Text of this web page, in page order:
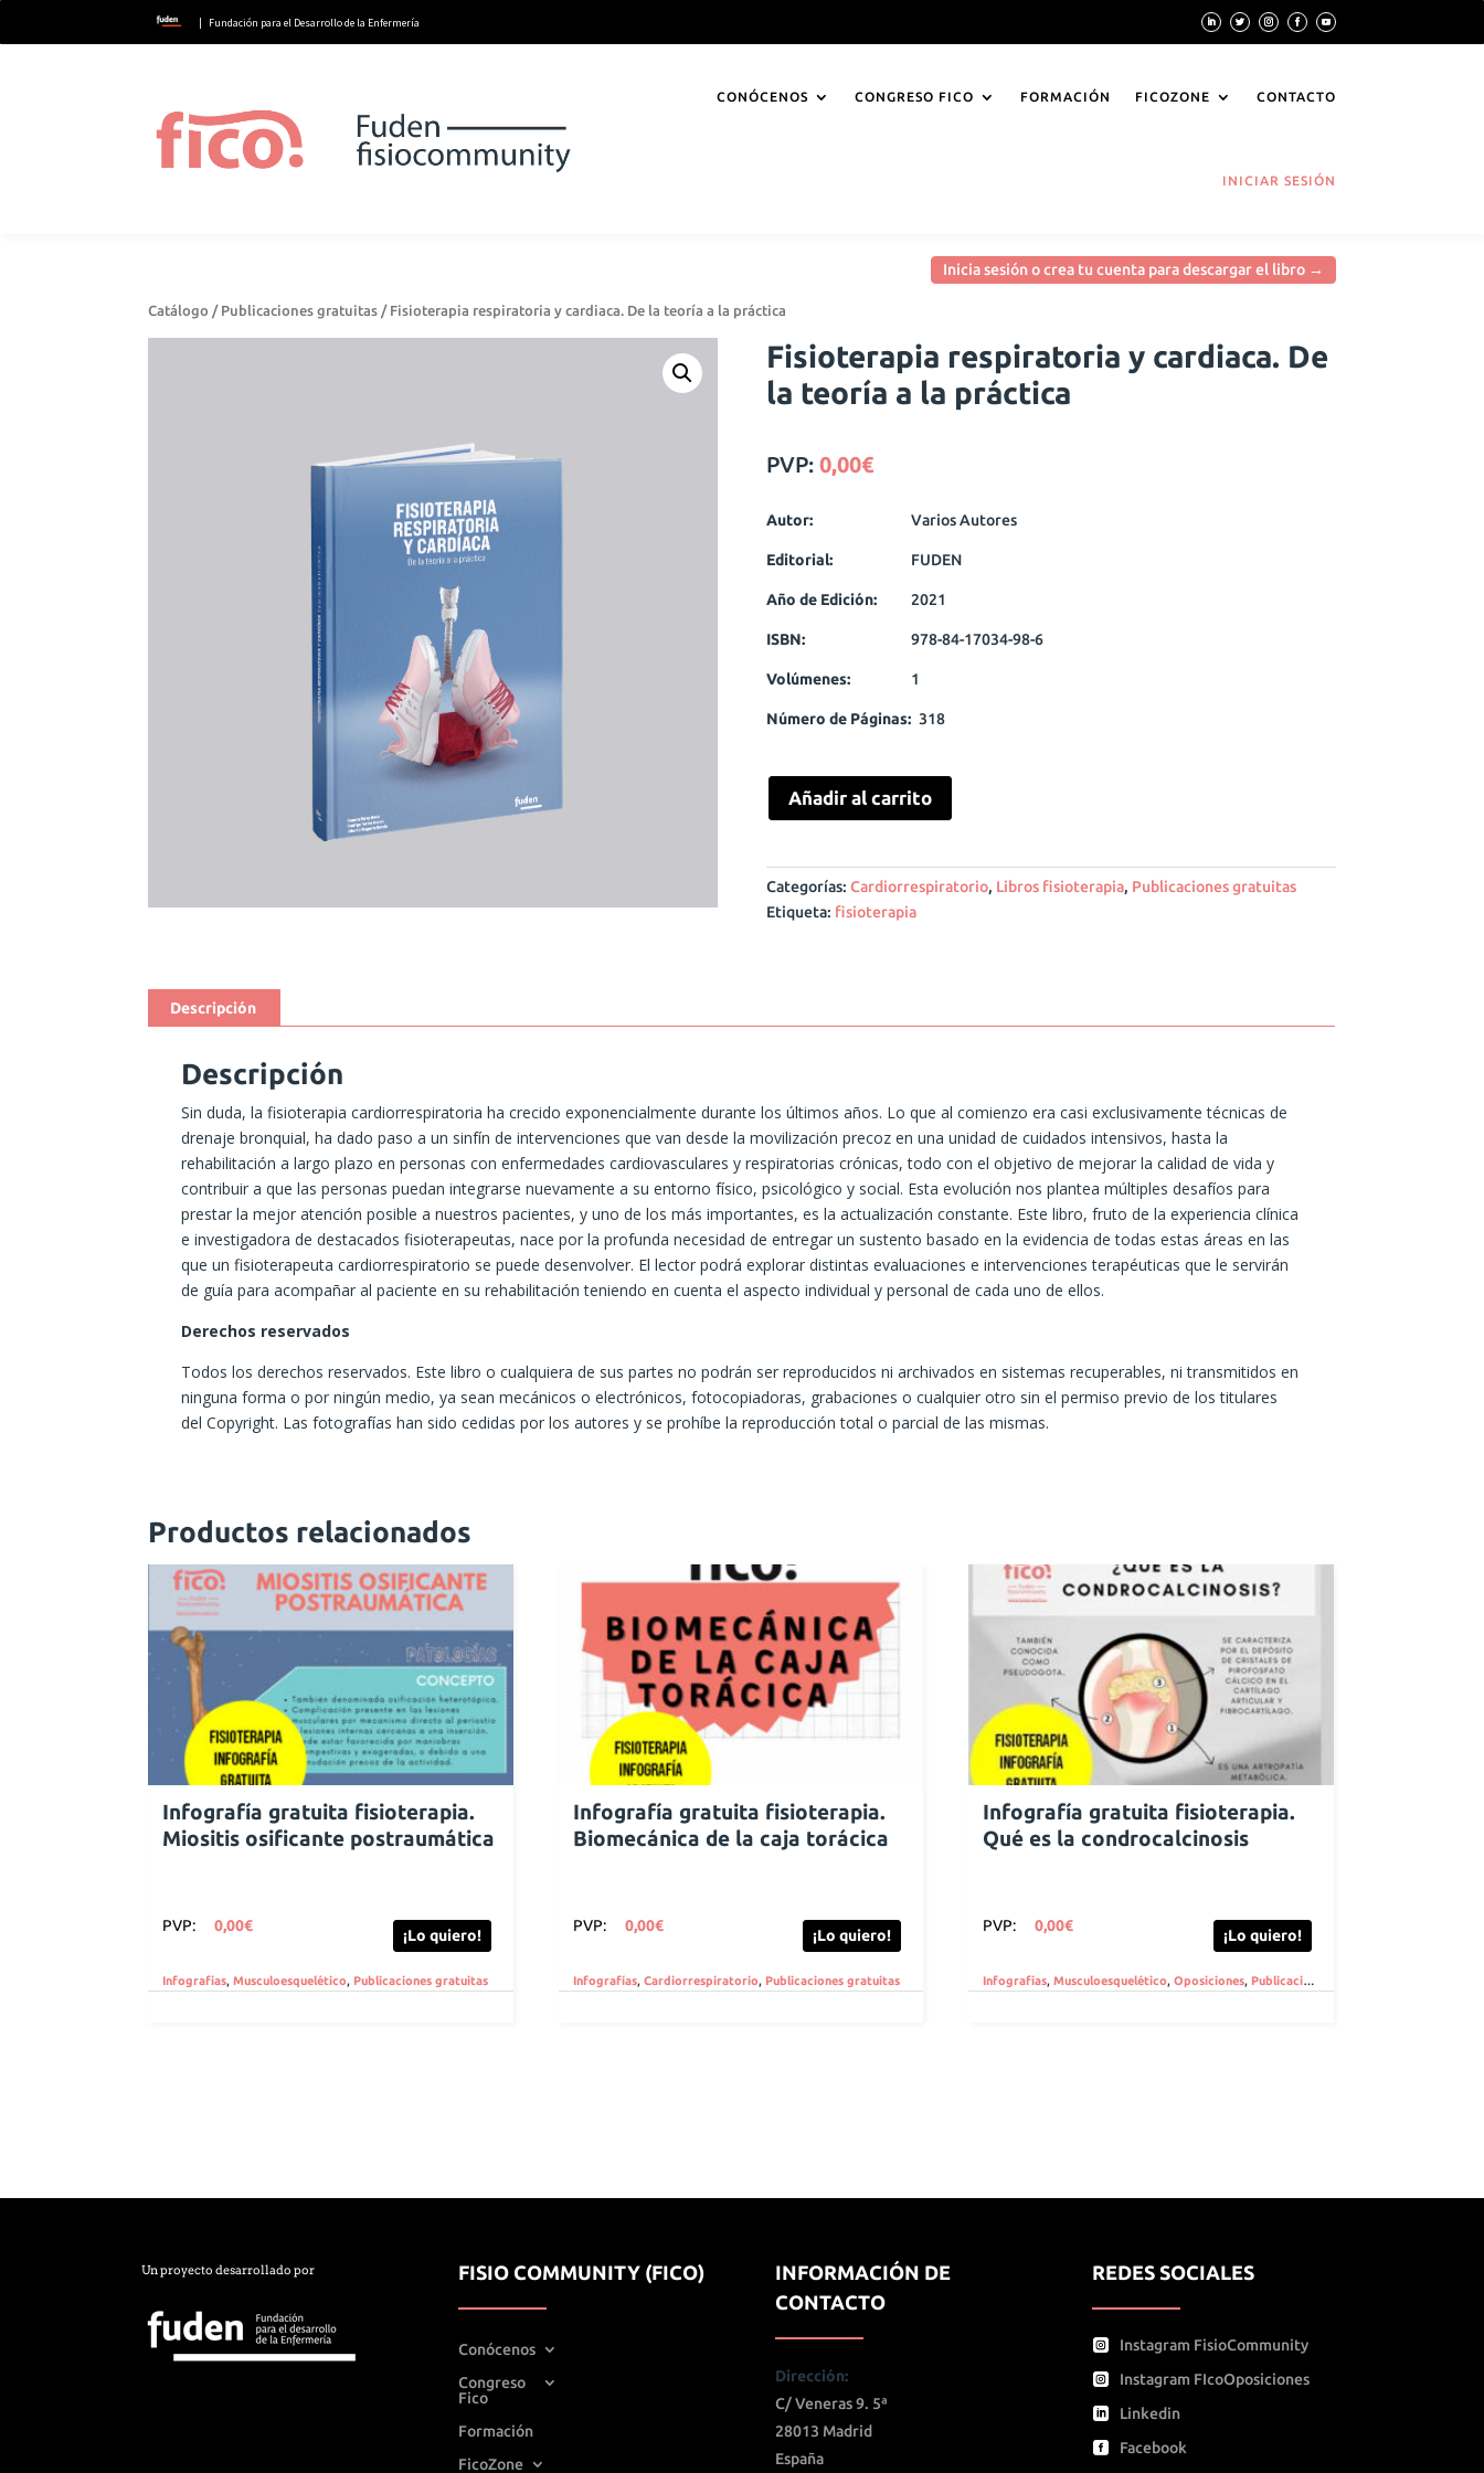
| Fundación para el Desarrollo de la Enfermería
CONÓCENOS CONGRESO FICO FORMACIÓN FICOZONE CONTACTO
INICIAR SESIÓN
Catálogo / Publicaciones gratuitas / Fisioterapia respiratoria y cardiaca. De la teoría a la práctica
Inicia sesión o crea tu cuenta para descargar el libro →
Fisioterapia respiratoria y cardiaca. De
la teoría a la práctica
PVP: 0,00€
Autor: Varios Autores
Editorial: FUDEN
Año de Edición: 2021
ISBN: 978-84-17034-98-6
Volúmenes: 1
Número de Páginas: 318
Añadir al carrito
Categorías: Cardiorrespiratorio, Libros fisioterapia, Publicaciones gratuitas
Etiqueta: fisioterapia
Descripción
Descripción
Sin duda, la fisioterapia cardiorrespiratoria ha crecido exponencialmente durante los últimos años. Lo que al comienzo era casi exclusivamente técnicas de
drenaje bronquial, ha dado paso a un sinfín de intervenciones que van desde la movilización precoz en una unidad de cuidados intensivos, hasta la
rehabilitación a largo plazo en personas con enfermedades cardiovasculares y respiratorias crónicas, todo con el objetivo de mejorar la calidad de vida y
contribuir a que las personas puedan integrarse nuevamente a su entorno físico, psicológico y social. Esta evolución nos plantea múltiples desafíos para
prestar la mejor atención posible a nuestros pacientes, y uno de los más importantes, es la actualización constante. Este libro, fruto de la experiencia clínica
e investigadora de destacados fisioterapeutas, nace por la profunda necesidad de entregar un sustento basado en la evidencia de todas estas áreas en las
que un fisioterapeuta cardiorrespiratorio se puede desenvolver. El lector podrá explorar distintas evaluaciones e intervenciones terapéuticas que le servirán
de guía para acompañar al paciente en su rehabilitación teniendo en cuenta el aspecto individual y personal de cada uno de ellos.
Derechos reservados
Todos los derechos reservados. Este libro o cualquiera de sus partes no podrán ser reproducidos ni archivados en sistemas recuperables, ni transmitidos en
ninguna forma o por ningún medio, ya sean mecánicos o electrónicos, fotocopiadoras, grabaciones o cualquier otro sin el permiso previo de los titulares
del Copyright. Las fotografías han sido cedidas por los autores y se prohíbe la reproducción total o parcial de las mismas.
Productos relacionados
Infografía gratuita fisioterapia.
Miositis osificante postraumática
PVP: 0,00€
¡Lo quiero!
Infografías,Musculoesquelético, Publicaciones gratuitas
Infografía gratuita fisioterapia.
Biomecánica de la caja torácica
PVP: 0,00€
¡Lo quiero!
Infografías, Cardiorrespiratorio, Publicaciones gratuitas
Infografía gratuita fisioterapia.
Qué es la condrocalcinosis
PVP: 0,00€
¡Lo quiero!
Infografías,Musculoesquelético,Oposiciones, Publicaciones gratuitas
Un proyecto desarrollado por FISIO COMMUNITY (FICO)
Conócenos
Congreso
Fico
Formación
FicoZone
INFORMACIÓN DE
CONTACTO
Dirección:
C/ Veneras 9. 5ª
28013 Madrid
España
REDES SOCIALES
Instagram FisioCommunity
Instagram FIcoOposiciones
Linkedin
Facebook